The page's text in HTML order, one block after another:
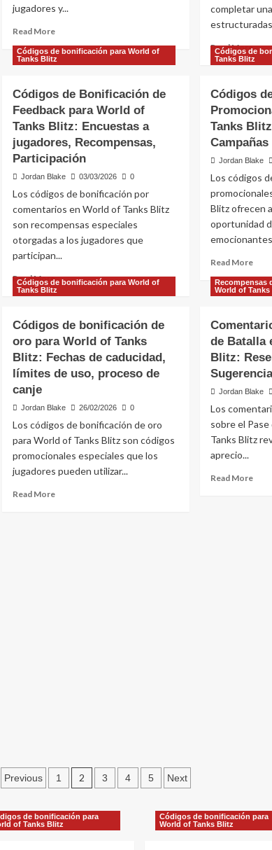
jugadores y...
Read MoreRead
about
misión
del
evento
World
of
Tanks
Blitz:
Elegibilidad,
Estrategias
de
finalización
completar
Read MoreRead
more
de
la
del
en
of
Blitz:
Códigos de bonificación para World of
Tanks Blitz
Códigos de Bonificación de
Feedback para World of
Tanks Blitz: Encuestas a
jugadores, Recompensas,
Participación
Jordan Blake 03/03/2026 0
Los códigos de bonificación por
comentarios en World of Tanks Blitz
son recompensas especiales
otorgadas a los jugadores que
participan...
Read MoreRead
more
de
Bonificación
de
Feedback
of
Tanks
Blitz:
a
jugadores,
Códigos de
Tanks Blitz
Códigos
Tanks
Jordan Blake
Los códigos
Blitz ofrecen
oportunidad
Read MoreRead
para
World
of
Tanks
Blitz:
de
Códigos de bonificación para World of
Tanks Blitz
Códigos de bonificación de
oro para World of Tanks
Blitz: Fechas de caducidad,
límites de uso, proceso de
canje
Jordan Blake 26/02/2026 0
Los códigos de bonificación de oro
para World of Tanks Blitz son códigos
promocionales especiales que los
jugadores pueden utilizar...
Read MoreRead
canje
Recompensas
World of Tanks
de Batalla
Blitz:
Jordan Blake
Los
sobre el
Tanks Blitz
aprecio...
Read MoreRead
Posts
Previous 1 2 3 4 5 Next
de bonificación para
of Tanks Blitz
Códigos de bonificación para
World of Tanks Blitz